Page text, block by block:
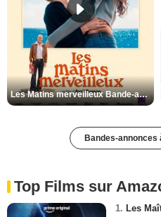
Les Matins merveilleux Bande-annonce VF
Bandes-annonces
Top Films sur
1. Les